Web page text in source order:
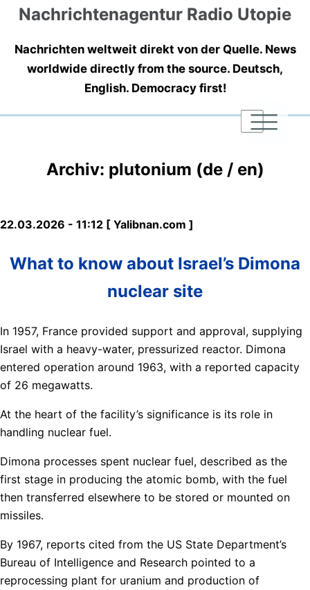
Nachrichtenagentur Radio Utopie
Nachrichten weltweit direkt von der Quelle. News
worldwide directly from the source. Deutsch,
English. Democracy first!
|
|
|
Archiv: plutonium (de / en)
22.03.2026 - 11:12 [ Yalibnan.com ]
What to know about Israel’s Dimona
nuclear site
In 1957, France provided support and approval, supplying
Israel with a heavy-water, pressurized reactor. Dimona
entered operation around 1963, with a reported capacity
of 26 megawatts.
At the heart of the facility’s significance is its role in
handling nuclear fuel.
Dimona processes spent nuclear fuel, described as the
first stage in producing the atomic bomb, with the fuel
then transferred elsewhere to be stored or mounted on
missiles.
By 1967, reports cited from the US State Department’s
Bureau of Intelligence and Research pointed to a
reprocessing plant for uranium and production of